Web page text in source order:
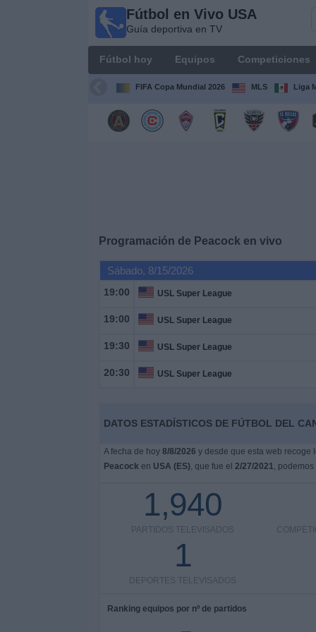
Fútbol en Vivo USA
Guía deportiva en TV
Fútbol hoy Equipos Competiciones
FIFA Copa Mundial 2026 MLS Liga
Programación de Peacock en vivo
Sábado, 8/15/2026
19:00 USL Super League
19:00 USL Super League
19:30 USL Super League
20:30 USL Super League
DATOS ESTADÍSTICOS DE FÚTBOL DEL
A fecha de hoy 8/8/2026 y desde que esta web recoge
Peacock en USA (ES), que fue el 2/27/2021,
1,940
PARTIDOS TELEVISADOS
1
DEPORTES TELEVISADOS
Ranking equipos por nº de partidos